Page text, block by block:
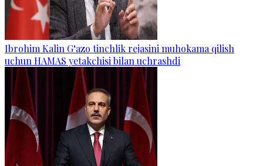
Ibrohim Kalin G‘azo tinchlik rejasini muhokama qilish
uchun HAMAS yetakchisi bilan uchrashdi